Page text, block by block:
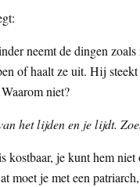
neemt de dingen
of haalt ze uit. Hij
niet?
het lijden en je lijdt.
kostbaar, je kunt hem niet
moet je met een